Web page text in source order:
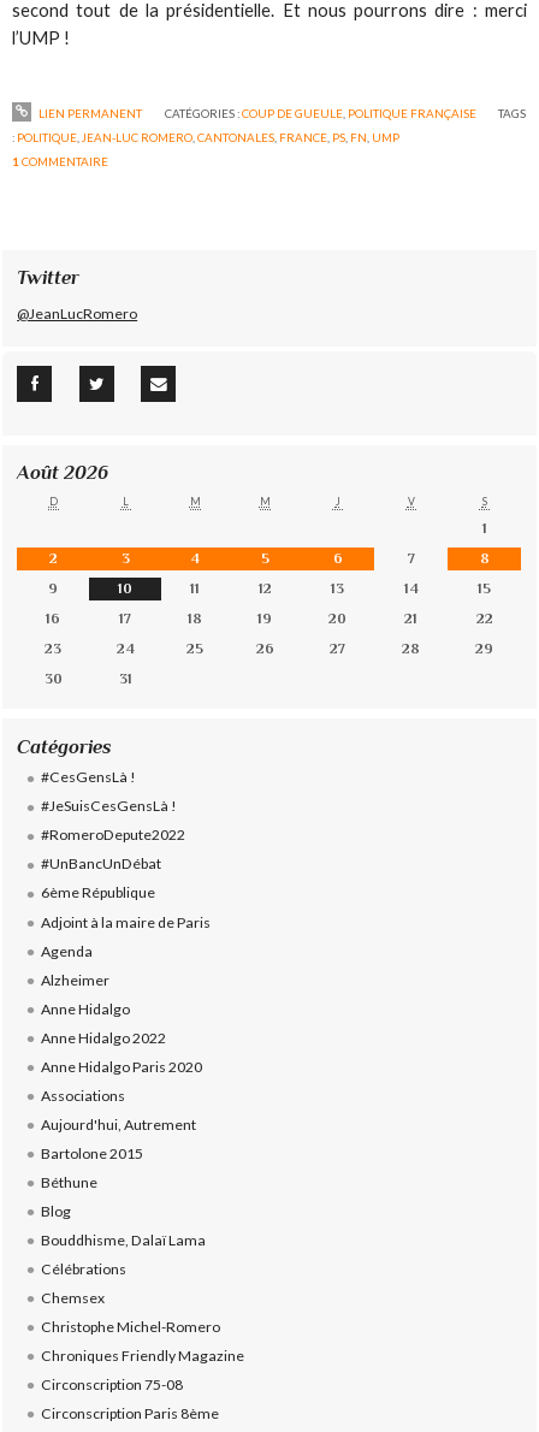
second tout de la présidentielle. Et nous pourrons dire : merci
l’UMP !
LIEN PERMANENT CATÉGORIES :COUP DE GUEULE, POLITIQUE FRANÇAISE
TAGS
: POLITIQUE JEAN-LUC ROMERO ,CANTONALES FRANCE PS FN UMP
1 COMMENTAIRE
Twitter
@JeanLucRomero
Août 2026
D L M M J V S
1
2
3 4 5 6 7
8
9
10 11 12 13 14
15
16
17 18 19 20 21
22
23
24 25 26 27 28
29
30
31
Catégories
#CesGensLà !
#JeSuisCesGensLà !
#RomeroDepute2022
#UnBancUnDébat
6ème République
Adjoint à la maire de Paris
Agenda
Alzheimer
Anne Hidalgo
Anne Hidalgo 2022
Anne Hidalgo Paris 2020
Associations
Aujourd'hui, Autrement
Bartolone 2015
Béthune
Blog
Bouddhisme, Dalaï Lama
Célébrations
Chemsex
Christophe Michel-Romero
Chroniques Friendly Magazine
Circonscription 75-08
Circonscription Paris 8ème